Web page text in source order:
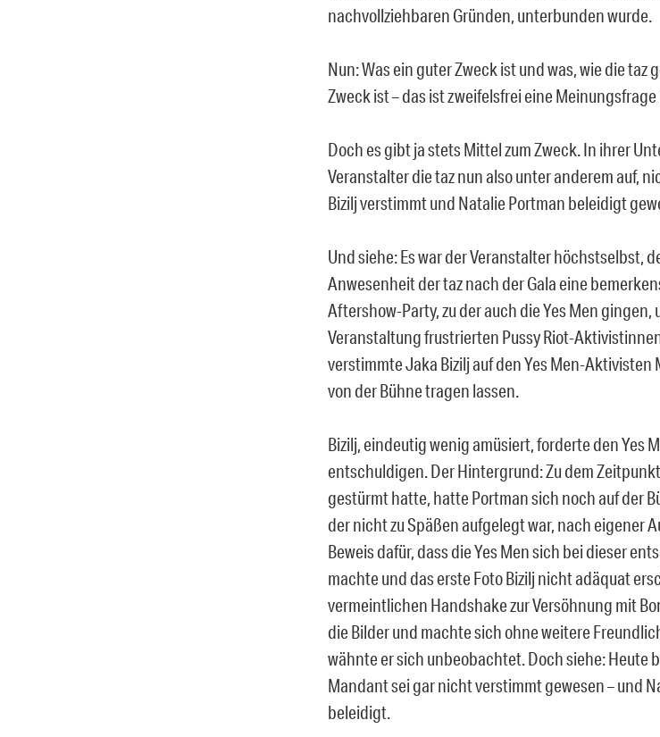
nachvollziehbaren Gründen, unterbunden wurde.
Nun: Was ein guter Zweck ist und was, wie die
Zweck ist – das ist zweifelsfrei eine
Doch es gibt ja stets Mittel zum Zweck. In ihrer
Veranstalter die taz nun also unter anderem auf,
Bizilj verstimmt und Natalie Portman beleidigt
Und siehe: Es war der Veranstalter höchstselbst,
Anwesenheit der taz nach der Gala eine
Aftershow-Party, zu der auch die Yes Men gingen,
Veranstaltung frustrierten Pussy Riot-
verstimmte Jaka Bizilj auf den Yes Men-Aktivisten
von der Bühne tragen lassen.
Bizilj, eindeutig wenig amüsiert, forderte den Yes
entschuldigen. Der Hintergrund: Zu dem
gestürmt hatte, hatte Portman sich noch auf der
der nicht zu Späßen aufgelegt war, nach eigener
Beweis dafür, dass die Yes Men sich bei dieser
machte und das erste Foto Bizilj nicht adäquat
vermeintlichen Handshake zur Versöhnung mit
die Bilder und machte sich ohne weitere
wähnte er sich unbeobachtet. Doch siehe: Heute
Mandant sei gar nicht verstimmt gewesen – und
beleidigt.